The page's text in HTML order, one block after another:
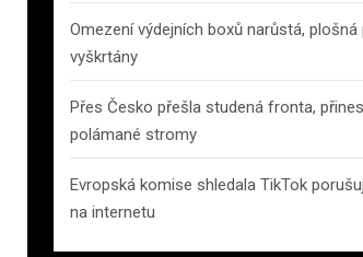
Omezení výdejních boxů narůstá, plošná
vyškrtány
Přes Česko přešla studená fronta,
polámané stromy
Evropská komise shledala TikTok
na internetu